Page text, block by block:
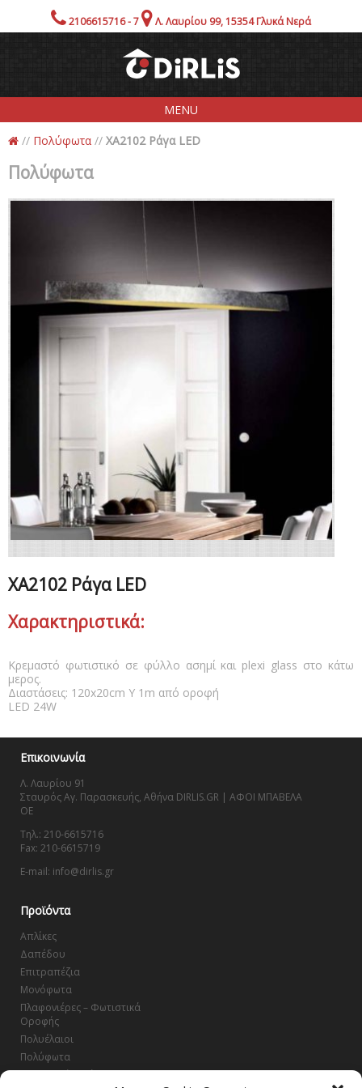
2106615716 - 7 Λ. Λαυρίου 99, 15354 Γλυκά Νερά
MENU
Showroom!
Προσφορές
Ενημέρωση
Επικοινωνία
// Πολύφωτα // ΧΑ2102 Ράγα LED
Πολύφωτα
ΧΑ2102 Ράγα LED
Χαρακτηριστικά:
Κρεμαστό φωτιστικό σε φύλλο ασημί και plexi glass στο κάτω
μερος.
Διαστάσεις: 120x20cm Υ 1m από οροφή
LED 24W
Επικοινωνία
Λ. Λαυρίου 91
Σταυρός Αγ. Παρασκευής, Αθήνα DIRLIS.GR | ΑΦΟΙ ΜΠΑΒΕΛΑ
OE
Τηλ.: 210-6615716
Fax: 210-6615719
E-mail: info@dirlis.gr
Προϊόντα
Απλίκες
Δαπέδου
Επιτραπέζια
Μονόφωτα
Πλαφονιέρες – Φωτιστικά
Οροφής
Πολυέλαιοι
Πολύφωτα
Φωτιστικά Μπάνιου